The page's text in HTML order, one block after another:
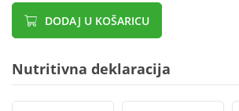
DODAJ U KOŠARICU
Nutritivna deklaracija